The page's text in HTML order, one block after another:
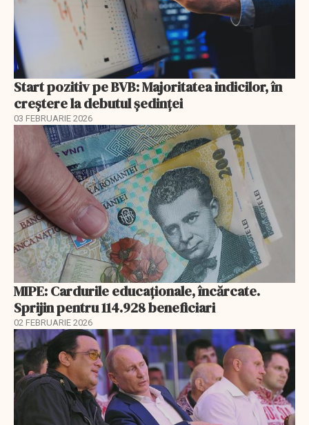
Start pozitiv pe BVB: Majoritatea indicilor, în
creştere la debutul şedinţei
03 FEBRUARIE 2026
MIPE: Cardurile educaţionale, încărcate.
Sprijin pentru 114.928 beneficiari
02 FEBRUARIE 2026